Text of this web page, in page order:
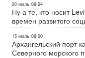
20 июль 09:24
Ну а те, кто носит
времен развитого
15 июль 09:00
Архангельский порт
Северного морского